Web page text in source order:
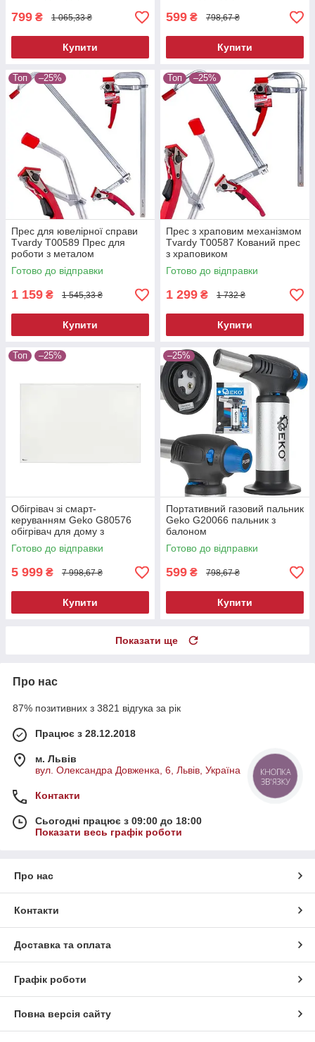
799 ₴ 1 065,33 ₴
Купити
599 ₴ 798,67 ₴
Купити
Топ –25%
Прес для ювелірної справи
Tvardy T00589 Прес для
роботи з металом
Готово до відправки
1 159 ₴ 1 545,33 ₴
Купити
Топ –25%
Прес з храповим механізмом
Tvardy T00587 Кований прес
з храповиком
Готово до відправки
1 299 ₴ 1 732 ₴
Купити
Топ –25%
Обігрівач зі смарт-
керуванням Geko G80576
обігрівач для дому з
дистанційним керуванням
Готово до відправки
5 999 ₴ 7 998,67 ₴
Купити
–25%
Портативний газовий пальник
Geko G20066 пальник з
балоном
Готово до відправки
599 ₴ 798,67 ₴
Купити
Показати ще
Про нас
87% позитивних з 3821 відгука за рік
Працює з 28.12.2018
м. Львів
вул. Олександра Довженка, 6, Львів, Україна
Контакти
Сьогодні працює з 09:00 до 18:00
Показати весь графік роботи
Про нас
Контакти
Доставка та оплата
Графік роботи
Повна версія сайту
КНОПКА
ЗВ'ЯЗКУ